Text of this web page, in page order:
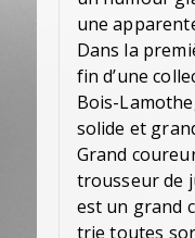
une
Dans la
fin d’une
Bois-
solide et
Grand
trousseur de
est un grand
trie toutes